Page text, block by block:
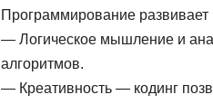
Программирование
— Логическое мышление и
алгоритмов.
— Креативность — кодинг